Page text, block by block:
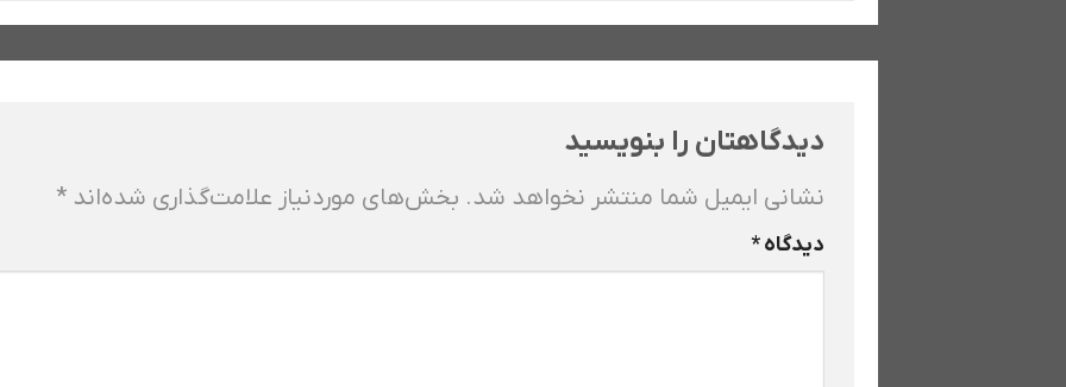
دیدگاهتان را بنویسید
نشانی ایمیل شما منتشر نخواهد شد. بخش‌های موردنیاز علامت‌گذاری شده‌اند *
دیدگاه*